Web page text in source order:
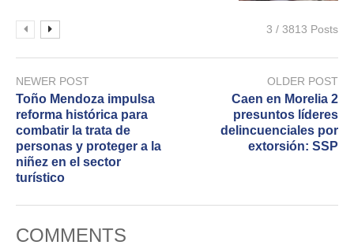
3 / 3813 Posts
NEWER POST
Toño Mendoza impulsa
reforma histórica para
combatir la trata de
personas y proteger a la
niñez en el sector
turístico
OLDER POST
Caen en Morelia 2
presuntos líderes
delincuenciales por
extorsión: SSP
COMMENTS